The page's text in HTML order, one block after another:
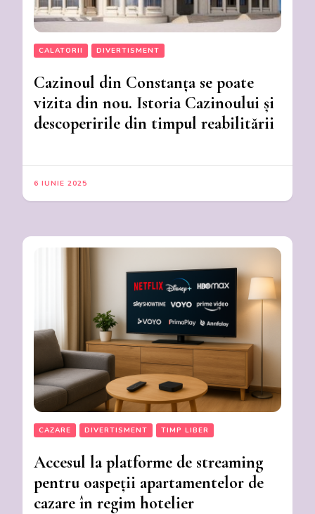
CALATORII DIVERTISMENT
Cazinoul din Constanța se poate
vizita din nou. Istoria Cazinoului și
descoperirile din timpul reabilitării
6 IUNIE 2025
CAZARE DIVERTISMENT TIMP LIBER
Accesul la platforme de streaming
pentru oaspeții apartamentelor de
cazare în regim hotelier